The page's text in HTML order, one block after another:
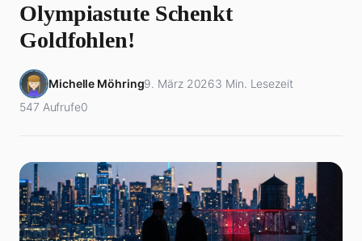
Olympiastute Schenkt
Goldfohlen!
Michelle Möhring9. März 20263 Min. Lesezeit
547 Aufrufe0